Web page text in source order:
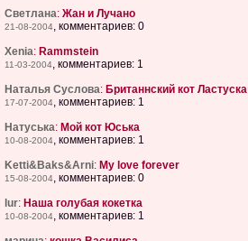
Светлана: Жан и Лучано
21-08-2004, комментариев: 0
Xenia: Rammstein
11-03-2004, комментариев: 1
Наталья Суслова: Британнский кот Ластуска
17-07-2004, комментариев: 1
Натуська: Мой кот Юська
10-08-2004, комментариев: 1
Ketti&Baks&Arni: My love forever
15-08-2004, комментариев: 0
lur: Наша голубая кокетка
10-08-2004, комментариев: 1